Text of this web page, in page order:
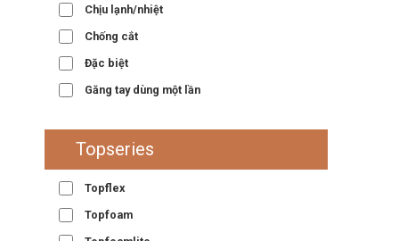
Chịu lạnh/nhiệt
Chống cắt
Đặc biệt
Găng tay dùng một lần
Topseries
Topflex
Topfoam